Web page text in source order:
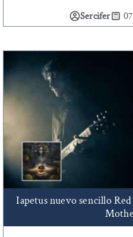
Sercifer
Iapetus nuevo sencillo